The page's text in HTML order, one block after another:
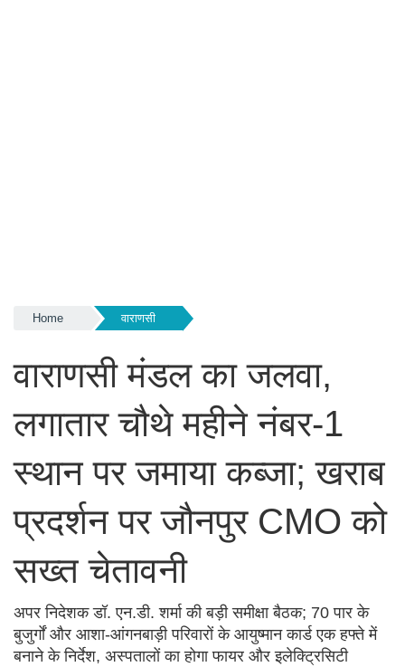
Home वाराणसी
वाराणसी मंडल का जलवा,
लगातार चौथे महीने नंबर-1
स्थान पर जमाया कब्जा; खराब
प्रदर्शन पर जौनपुर CMO को
सख्त चेतावनी
अपर निदेशक डॉ. एन.डी. शर्मा की बड़ी समीक्षा बैठक; 70 पार के
बुजुर्गों और आशा-आंगनबाड़ी परिवारों के आयुष्मान कार्ड एक हफ्ते में
बनाने के निर्देश, अस्पतालों का होगा फायर और इलेक्ट्रिसिटी